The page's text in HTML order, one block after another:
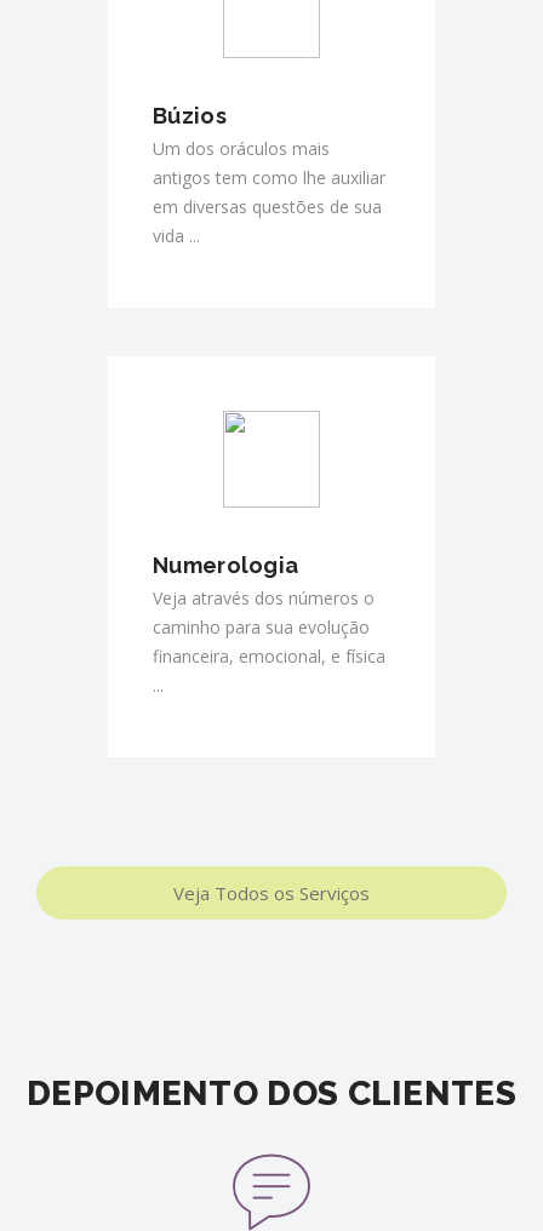
Búzios
Um dos oráculos mais
antigos tem como lhe auxiliar
em diversas questões de sua
vida ...
Numerologia
Veja através dos números o
caminho para sua evolução
financeira, emocional, e física
...
Veja Todos os Serviços
DEPOIMENTO DOS CLIENTES